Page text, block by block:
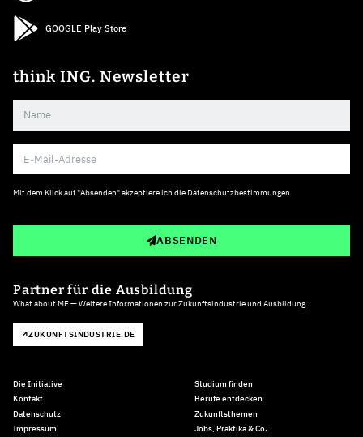
GOOGLE Play Store
think ING. Newsletter
Mit dem Klick auf "Absenden" akzeptiere ich die Datenschutzbestimmungen
ABSENDEN
Partner für die Ausbildung
What about ME — Weitere Informationen zur Zukunftsindustrie und Ausbildung
ZUKUNFTSINDUSTRIE.DE
Die Initiative
Kontakt
Datenschutz
Impressum
Studium finden
Berufe entdecken
Zukunftsthemen
Jobs, Praktika & Co.